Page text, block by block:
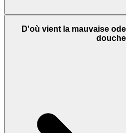
D'où vient la mauvaise